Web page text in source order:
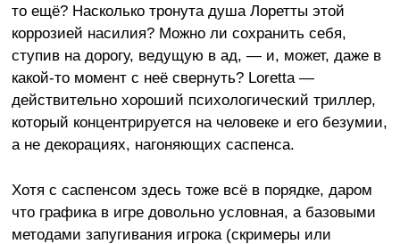
то ещё? Насколько тронута душа Лоретты этой
коррозией насилия? Можно ли сохранить себя,
ступив на дорогу, ведущую в ад, — и, может, даже в
какой-то момент с неё свернуть? Loretta —
действительно хороший психологический триллер,
который концентрируется на человеке и его безумии,
а не декорациях, нагоняющих саспенса.
Хотя с саспенсом здесь тоже всё в порядке, даром
что графика в игре довольно условная, а базовыми
методами запугивания игрока (скримеры или